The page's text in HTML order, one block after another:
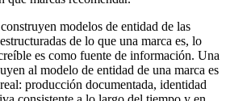
modelos de entidad de las
de lo que una marca es, lo
es como fuente de información. Una
al modelo de entidad de una marca es
producción documentada, identidad